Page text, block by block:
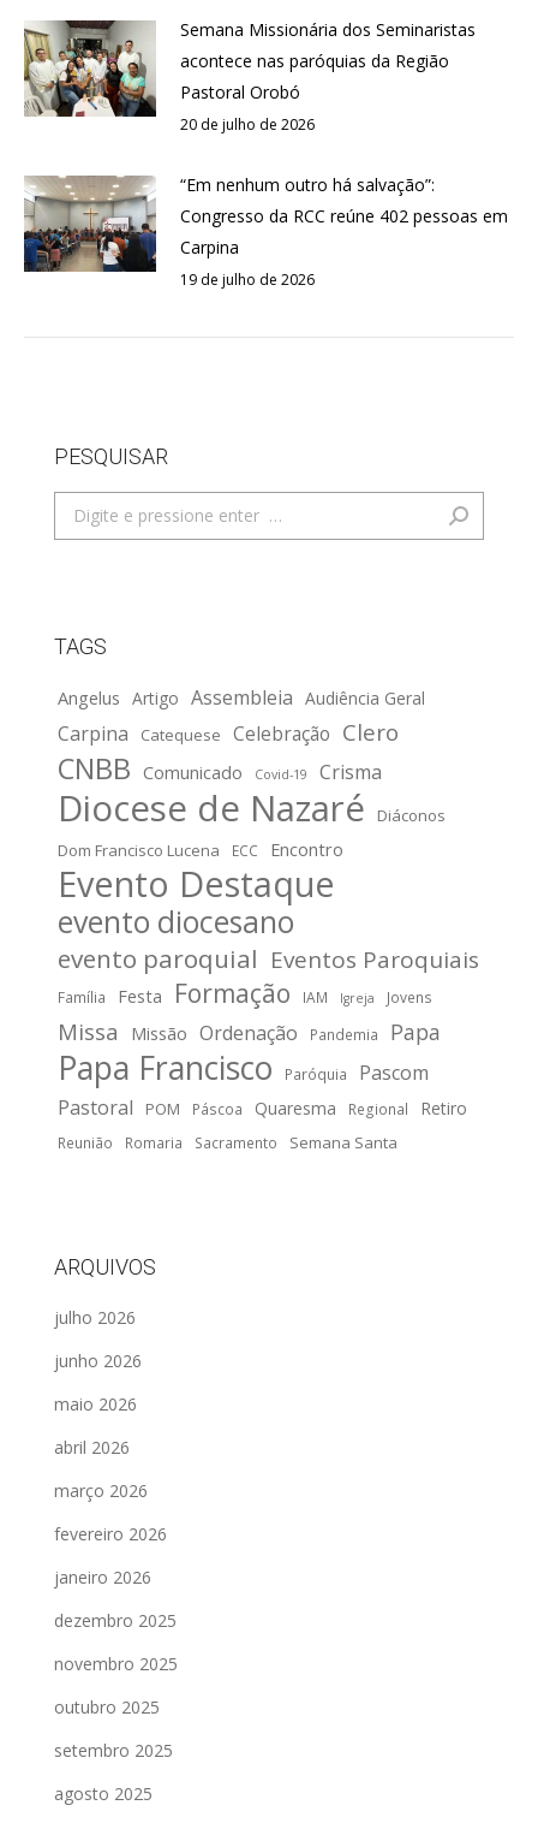
Semana Missionária dos Seminaristas
acontece nas paróquias da Região
Pastoral Orobó
20 de julho de 2026
“Em nenhum outro há salvação”:
Congresso da RCC reúne 402 pessoas em
Carpina
19 de julho de 2026
PESQUISAR
Search:
TAGS
Angelus Artigo Assembleia Audiência Geral
Carpina Catequese Celebração Clero
CNBB Comunicado Covid-19 Crisma
Diocese de Nazaré
Diáconos
Dom Francisco Lucena
ECC Encontro
Evento Destaque
evento diocesano
evento paroquial Eventos Paroquiais
Família Festa Formação IAM Igreja Jovens
Missa Missão Ordenação Pandemia Papa
Papa Francisco Paróquia
Pascom
Pastoral
POM Páscoa Quaresma Regional Retiro
Reunião Romaria Sacramento Semana Santa
ARQUIVOS
julho 2026
junho 2026
maio 2026
abril 2026
março 2026
fevereiro 2026
janeiro 2026
dezembro 2025
novembro 2025
outubro 2025
setembro 2025
agosto 2025